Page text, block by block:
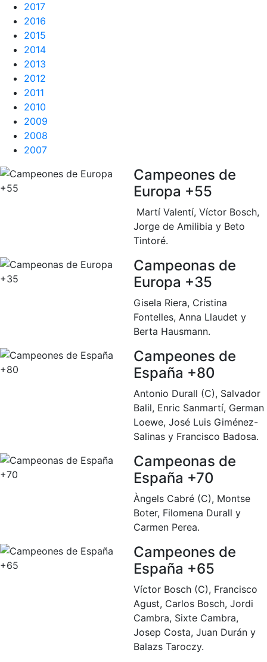
Área deportiva
Tenis
Escuela de tenis
Palmarés equipos
Jugadores profesionales
Histórico del Campeonato Social
Normativa
Campeonato Social de Pádel
Cuadro d'Honor
Histórico del Campeonato Social
Área social
Conferencias e Inspirational Talks
Calendario de Actividades Sociales
2017
2016
2015
2014
2013
2012
2011
2010
2009
2008
2007
Campeones de
Europa +55
Martí Valentí, Víctor Bosch,
Jorge de Amilibia y Beto
Tintoré.
Campeonas de
Europa +35
Gisela Riera, Cristina
Fontelles, Anna Llaudet y
Berta Hausmann.
Campeones de
España +80
Antonio Durall (C), Salvador
Balil, Enric Sanmartí, German
Loewe, José Luis Giménez-
Salinas y Francisco Badosa.
Campeonas de
España +70
Àngels Cabré (C), Montse
Boter, Filomena Durall y
Carmen Perea.
Campeones de
España +65
Víctor Bosch (C), Francisco
Agust, Carlos Bosch, Jordi
Cambra, Sixte Cambra,
Josep Costa, Juan Durán y
Balazs Taroczy.